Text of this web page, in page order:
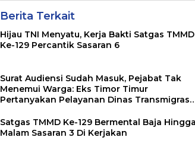
Berita Terkait
Hijau TNI Menyatu, Kerja Bakti Satgas TMMD
Ke-129 Percantik Sasaran 6
Surat Audiensi Sudah Masuk, Pejabat Tak
Menemui Warga: Eks Timor Timur
Pertanyakan Pelayanan Dinas Transmigrasi
Satgas TMMD Ke-129 Bermental Baja Hingga
Malam Sasaran 3 Di Kerjakan